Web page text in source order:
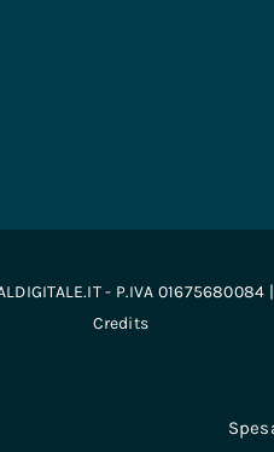
- P.IVA 01675680084
Credits